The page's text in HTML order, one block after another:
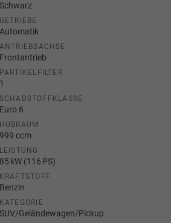
Schwarz
GETRIEBE
Automatik
ANTRIEBSACHSE
Frontantrieb
PARTIKELFILTER
1
SCHADSTOFFKLASSE
Euro 6
HUBRAUM
999 ccm
LEISTUNG
85 kW (116 PS)
KRAFTSTOFF
Benzin
KATEGORIE
SUV/Geländewagen/Pickup